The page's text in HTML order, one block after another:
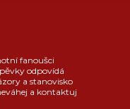
fanoušci
odpovídá
a stanovisko
a kontaktuj